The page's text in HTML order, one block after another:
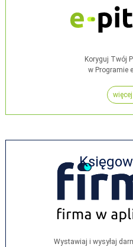
Koryguj Twój
w Programie
więcej
Wystawiaj i wysyłaj